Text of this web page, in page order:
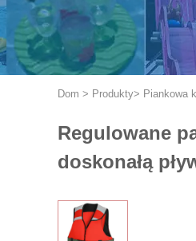
Dom > Produkty> Piankowa
Regulowane
doskonałą